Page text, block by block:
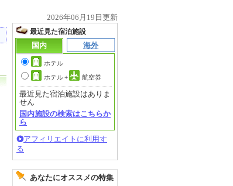
2026年06月19日更新
最近見た宿泊施設
国内
海外
ホテル
ホテル+ 航空券
最近見た宿泊施設はありま
せん
国内施設の検索はこちらか
ら
アフィリエイトに利用す
る
あなたにオススメの特集